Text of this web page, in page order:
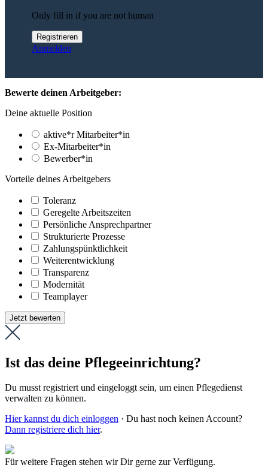
Only fill in if you are not human
Anmelden
Bewerte deinen Arbeitgeber:
Deine aktuelle Position
aktive*r Mitarbeiter*in
Ex-Mitarbeiter*in
Bewerber*in
Vorteile deines Arbeitgebers
Toleranz
Geregelte Arbeitszeiten
Persönliche Ansprechpartner
Strukturierte Prozesse
Zahlungs­pünktlichkeit
Weiter­entwicklung
Transparenz
Modernität
Teamplayer
Jetzt bewerten
Ist das deine Pflegeeinrichtung?
Du musst registriert und eingeloggt sein, um einen Pflegedienst
verwalten zu können.
Hier kannst du dich einloggen · Du hast noch keinen Account?
Dann registriere dich hier.
Für weitere Fragen stehen wir Dir gerne zur Verfügung.